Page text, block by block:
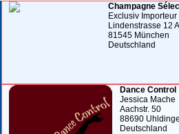
Champagne
Exclusiv Importeur
Lindenstrasse 12 A
81545 München
Deutschland
Dance Control
Jessica Mache
Aachstr. 50
88690
Deutschland